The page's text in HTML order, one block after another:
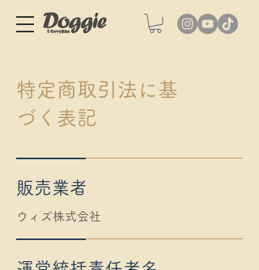
特定商取引法に基
づく表記
販売業者
​ウィズ株式会社